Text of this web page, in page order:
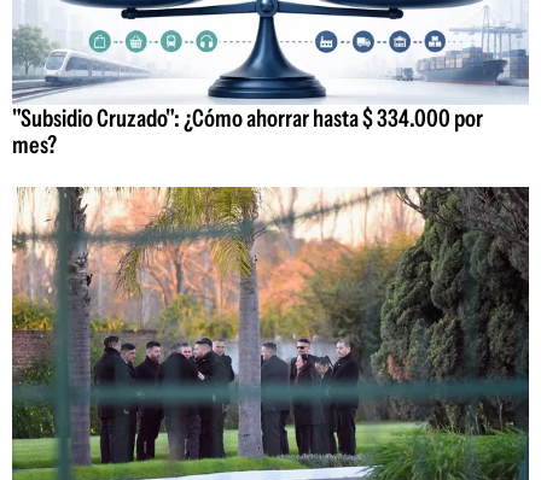
"Subsidio Cruzado": ¿Cómo ahorrar hasta $ 334.000 por
mes?